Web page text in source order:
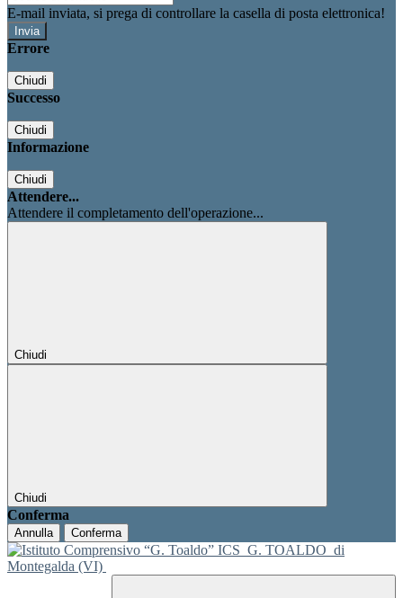
E-mail inviata, si prega di controllare la casella di posta elettronica!
Errore
Chiudi
Successo
Chiudi
Informazione
Chiudi
Attendere...
Attendere il completamento dell'operazione...
Chiudi
Chiudi
Conferma
Annulla Conferma
ICS G. TOALDO di
Montegalda (VI)